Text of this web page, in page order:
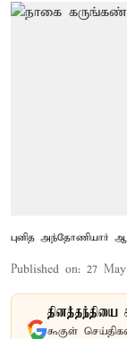
புனித அந்தோணியார்
Published on: 27
தினத்தந்தியை
கூகுள்